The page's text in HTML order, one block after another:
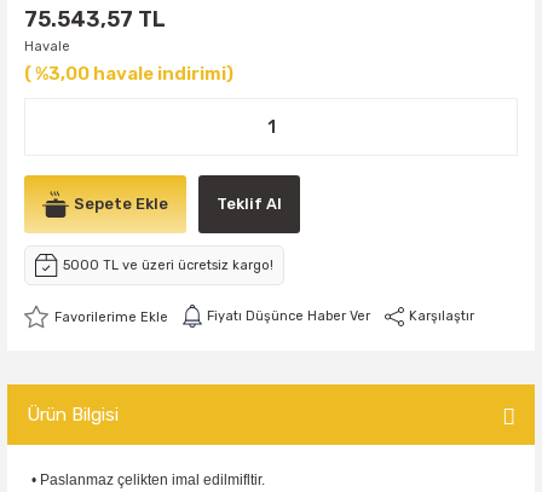
75.543,57 TL
Havale
( %3,00 havale indirimi)
Sepete Ekle Teklif Al
5000 TL ve üzeri ücretsiz kargo!
Fiyatı Düşünce Haber Ver Karşılaştır
Ürün Bilgisi
• Paslanmaz çelikten imal edilmifltir.